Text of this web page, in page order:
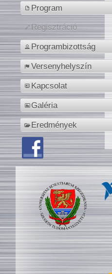
Program
Regisztráció
Programbizottság
Versenyhelyszín
Kapcsolat
Galéria
Eredmények